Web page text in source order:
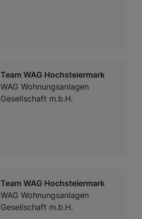
Team WAG Hochsteiermark
WAG Wohnungsanlagen
Gesellschaft m.b.H.
Team WAG Hochsteiermark
WAG Wohnungsanlagen
Gesellschaft m.b.H.